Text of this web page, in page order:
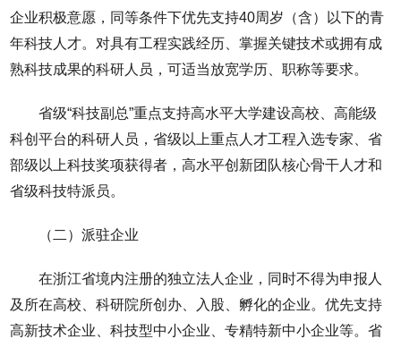
企业积极意愿，同等条件下优先支持40周岁（含）以下的青
年科技人才。对具有工程实践经历、掌握关键技术或拥有成
熟科技成果的科研人员，可适当放宽学历、职称等要求。
省级“科技副总”重点支持高水平大学建设高校、高能级
科创平台的科研人员，省级以上重点人才工程入选专家、省
部级以上科技奖项获得者，高水平创新团队核心骨干人才和
省级科技特派员。
（二）派驻企业
在浙江省境内注册的独立法人企业，同时不得为申报人
及所在高校、科研院所创办、入股、孵化的企业。优先支持
高新技术企业、科技型中小企业、专精特新中小企业等。省